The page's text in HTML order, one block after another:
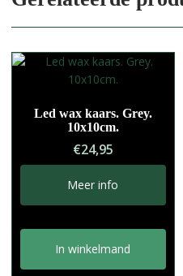
Led wax kaars. Grey.
10x10cm.
€24,95
Meer info
In winkelmand